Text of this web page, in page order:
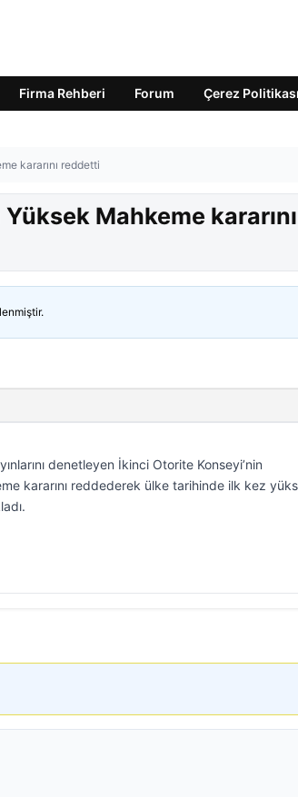
Firma Rehberi Forum Çerez Politikası
kararını reddetti
Mahkeme kararını
denetleyen İkinci Otorite Konseyi’nin
kararını reddederek ülke tarihinde ilk kez